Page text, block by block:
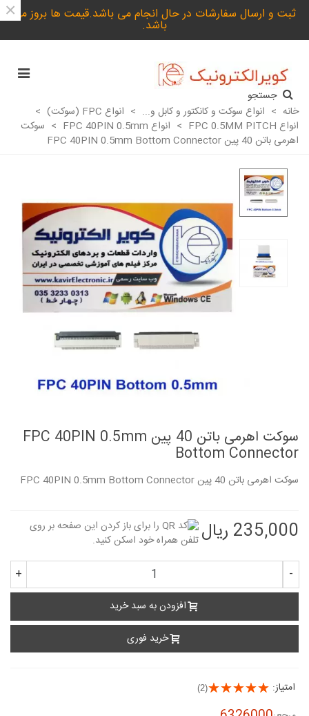
ثبت و ارسال سفارشات در حال انجام می باشد.قیمت ها بروز می
باشد.
×
جستجو
خانه > انواع سوکت و کانکتور و کابل و... > انواع FPC (سوکت)
>
انواع FPC 0.5MM PITCH
> انواع FPC 40PIN 0.5mm > سوکت
اهرمی باتن 40 پین FPC 40PIN 0.5mm Bottom Connector
سوکت اهرمی باتن 40 پین FPC 40PIN 0.5mm
Bottom Connector
سوکت اهرمی باتن 40 پین FPC 40PIN 0.5mm Bottom Connector
235,000 ریال
-
+
افزودن به سبد خرید
خرید فوری
امتیاز: (2)